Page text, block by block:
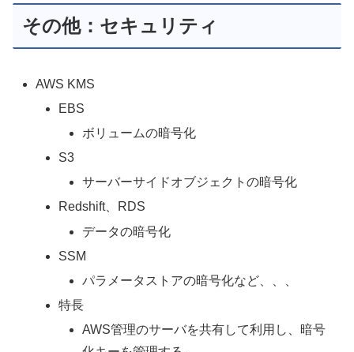
その他：セキュリティ
AWS KMS
EBS
ボリュームの暗号化
S3
サーバーサイドオブジェクトの暗号化
Redshift、RDS
データの暗号化
SSM
パラメータストアの暗号化など、、、
特長
AWS管理のサーバを共有して利用し、暗号